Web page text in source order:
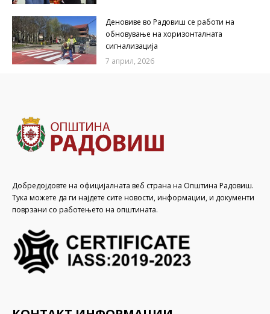
Деновиве во Радовиш се работи на
обновување на хоризонталната
сигнализација
7 април, 2026
Добредојдовте на официјалната веб страна на Општина Радовиш.
Тука можете да ги најдете сите новости, информации, и документи
поврзани со работењето на општината.